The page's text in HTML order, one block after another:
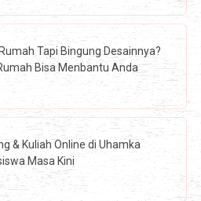
Tapi Bingung Desainnya?
Bisa Menbantu Anda
& Kuliah Online di Uhamka
Masa Kini